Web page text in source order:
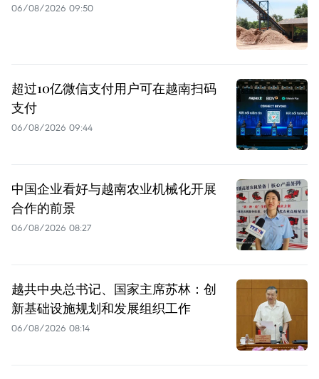
06/08/2026 09:50
超过10亿微信支付用户可在越南扫码
支付
06/08/2026 09:44
中国企业看好与越南农业机械化开展
合作的前景
06/08/2026 08:27
越共中央总书记、国家主席苏林：创
新基础设施规划和发展组织工作
06/08/2026 08:14